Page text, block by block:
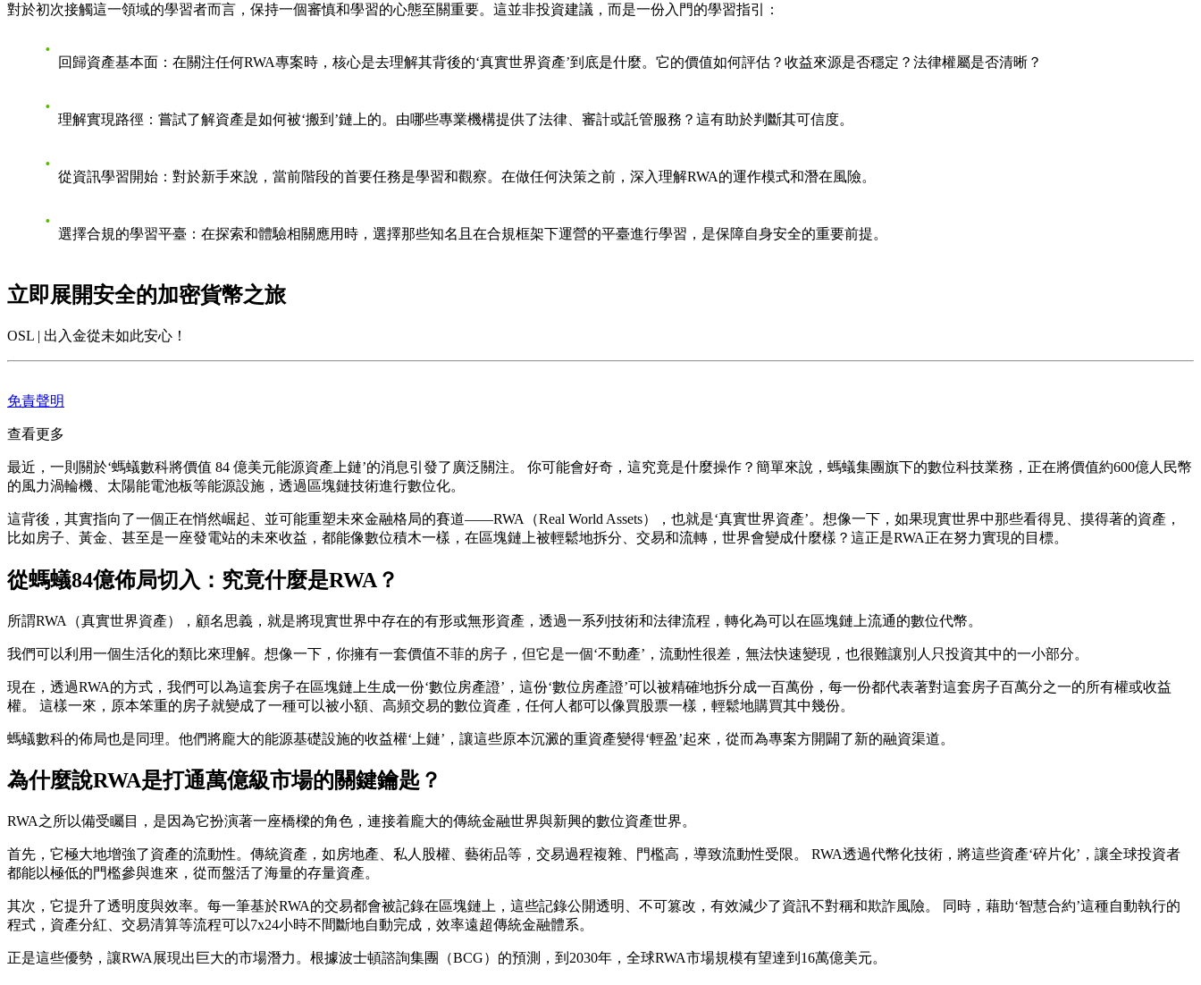
對於初次接觸這一領域的學習者而言，保持一個審慎和學習的心態至關重要。這並非投資建議，而是一份入門的學習指引：
回歸資產基本面 ：在關注任何RWA專案時，核心是去理解其背後的‘真實世界資產’到底是什麼。它的價值如何評估？收益來源是否穩定？法律權屬是否清晰？
理解實現路徑 ：嘗試了解資產是如何被‘搬到’鏈上的。由哪些專業機構提供了法律、審計或託管服務？這有助於判斷其可信度。
從資訊學習開始 ：對於新手來說，當前階段的首要任務是學習和觀察。在做任何決策之前，深入理解RWA的運作模式和潛在風險。
選擇合規的學習平臺 ：在探索和體驗相關應用時，選擇那些知名且在合規框架下運營的平臺進行學習，是保障自身安全的重要前提。
立即展開安全的加密貨幣之旅
OSL | 出入金從未如此安心！
免責聲明
查看更多
最近，一則關於‘螞蟻數科將價值 84 億美元能源資產上鏈’的消息引發了廣泛關注。 你可能會好奇，這究竟是什麼操作？簡單來說，螞蟻集團旗下的數位科技業務，正在將價值約600億人民幣
的風力渦輪機、太陽能電池板等能源設施，透過區塊鏈技術進行數位化。
這背後，其實指向了一個正在悄然崛起、並可能重塑未來金融格局的賽道——RWA（Real World Assets），也就是‘真實世界資產’。想像一下，如果現實世界中那些看得見、摸得著的資產，
比如房子、黃金、甚至是一座發電站的未來收益，都能像數位積木一樣，在區塊鏈上被輕鬆地拆分、交易和流轉，世界會變成什麼樣？這正是RWA正在努力實現的目標。
從螞蟻84億佈局切入：究竟什麼是RWA？
所謂RWA（真實世界資產），顧名思義，就是將現實世界中存在的有形或無形資產，透過一系列技術和法律流程，轉化為可以在區塊鏈上流通的數位代幣。
我們可以利用一個生活化的類比來理解。想像一下，你擁有一套價值不菲的房子，但它是一個‘不動產’，流動性很差，無法快速變現，也很難讓別人只投資其中的一小部分。
現在，透過RWA的方式，我們可以為這套房子在區塊鏈上生成一份‘數位房產證’，這份‘數位房產證’可以被精確地拆分成一百萬份，每一份都代表著對這套房子百萬分之一的所有權或收益
權。 這樣一來，原本笨重的房子就變成了一種可以被小額、高頻交易的數位資產，任何人都可以像買股票一樣，輕鬆地購買其中幾份。
螞蟻數科的佈局也是同理。他們將龐大的能源基礎設施的收益權‘上鏈’，讓這些原本沉澱的重資產變得‘輕盈’起來，從而為專案方開闢了新的融資渠道。
為什麼說RWA是打通萬億級市場的關鍵鑰匙？
RWA之所以備受矚目，是因為它扮演著一座橋樑的角色，連接着龐大的傳統金融世界與新興的數位資產世界。
首先，它極大地增強了資產的流動性。傳統資產，如房地產、私人股權、藝術品等，交易過程複雜、門檻高，導致流動性受限。 RWA透過代幣化技術，將這些資產‘碎片化’，讓全球投資者
都能以極低的門檻參與進來，從而盤活了海量的存量資產。
其次，它提升了透明度與效率。每一筆基於RWA的交易都會被記錄在區塊鏈上，這些記錄公開透明、不可篡改，有效減少了資訊不對稱和欺詐風險。 同時，藉助‘智慧合約’這種自動執行的
程式，資產分紅、交易清算等流程可以7x24小時不間斷地自動完成，效率遠超傳統金融體系。
正是這些優勢，讓RWA展現出巨大的市場潛力。根據波士頓諮詢集團（BCG）的預測，到2030年，全球RWA市場規模有望達到16萬億美元。